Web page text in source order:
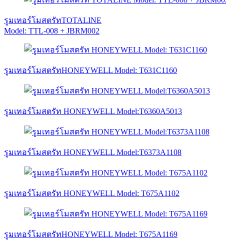
รูมเทอร์โมสตรัทTOTALINE
Model: TTL-008 + JBRM002
รูมเทอร์โมสตรัทHONEYWELL Model: T631C1160
รูมเทอร์โมสตรัท HONEYWELL Model:T6360A5013
รูมเทอร์โมสตรัท HONEYWELL Model:T6373A1108
รูมเทอร์โมสตรัท HONEYWELL Model: T675A1102
รูมเทอร์โมสตรัทHONEYWELL Model: T675A1169